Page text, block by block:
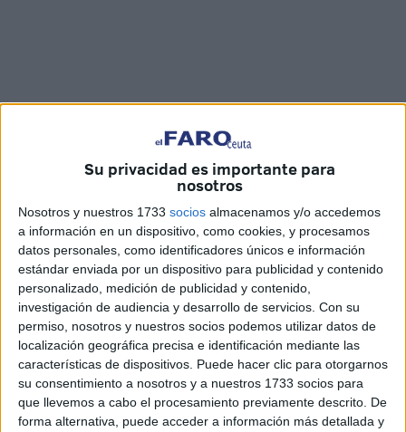
Su privacidad es importante para
nosotros
Nosotros y nuestros 1733 socios almacenamos y/o accedemos
a información en un dispositivo, como cookies, y procesamos
datos personales, como identificadores únicos e información
estándar enviada por un dispositivo para publicidad y contenido
personalizado, medición de publicidad y contenido,
investigación de audiencia y desarrollo de servicios. Con su
permiso, nosotros y nuestros socios podemos utilizar datos de
localización geográfica precisa e identificación mediante las
características de dispositivos. Puede hacer clic para otorgarnos
su consentimiento a nosotros y a nuestros 1733 socios para
que llevemos a cabo el procesamiento previamente descrito. De
forma alternativa, puede acceder a información más detallada y
El espíritu navideño y la ilusión se dejan ver en los
ensayos que el coro navideño ‘Luz de laNavidad’ lleva a
cabo en el local social de la barriada Miramar Bajo de cara
alconcurso de coros y villancicosque se celebrará este
viernes en el Teatro Auditorio delRevellínde Ceuta.
Compuesto por 12 personas, estaagrupaciónha estado
al límite de cara a la participación en elconcurso ya que
algunos de sus componentes causaron baja por motivos
personales y laborales, pero finalmente han conseguido